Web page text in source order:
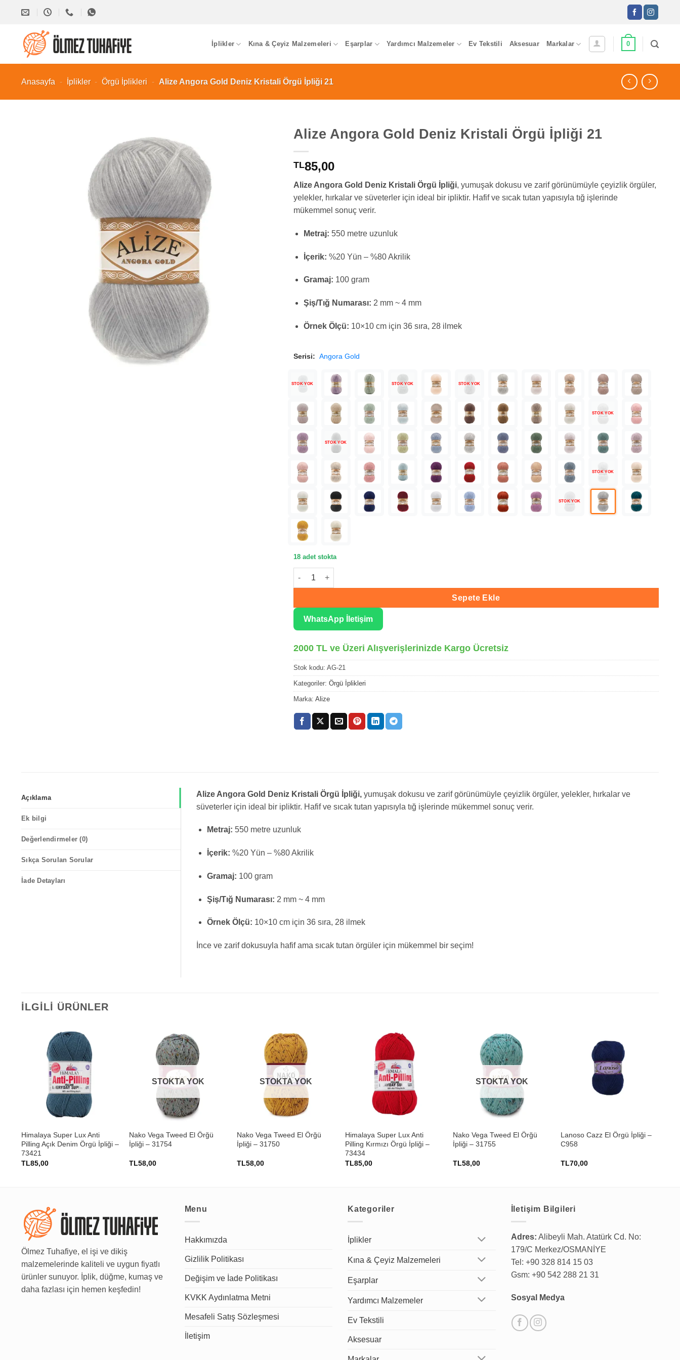
İplikler Kına & Çeyiz Malzemeleri Eşarplar Yardımcı Malzemeler Ev Tekstili Aksesuar Markalar 0
Anasayfa - İplikler - Örgü İplikleri - Alize Angora Gold Deniz Kristali Örgü İpliği 21
Alize Angora Gold Deniz Kristali Örgü İpliği 21
TL85,00
Alize Angora Gold Deniz Kristali Örgü İpliği, yumuşak dokusu ve zarif görünümüyle çeyizlik örgüler,
yelekler, hırkalar ve süveterler için ideal bir ipliktir. Hafif ve sıcak tutan yapısıyla tığ işlerinde
mükemmel sonuç verir.
Metraj: 550 metre uzunluk
İçerik: %20 Yün – %80 Akrilik
Gramaj: 100 gram
Şiş/Tığ Numarası: 2 mm ~ 4 mm
Örnek Ölçü: 10×10 cm için 36 sıra, 28 ilmek
Serisi: Angora Gold
STOK YOK STOK YOK STOK YOK
STOK YOK
STOK YOK
STOK YOK
STOK YOK
18 adet stokta
Alize Angora Gold Deniz Kristali Örgü İpliği 21 adet
Sepete Ekle
WhatsApp İletişim
2000 TL ve Üzeri Alışverişlerinizde Kargo Ücretsiz
Stok kodu: AG-21
Kategoriler: Örgü İplikleri
Marka: Alize
Açıklama
Ek bilgi
Değerlendirmeler (0)
Sıkça Sorulan Sorular
İade Detayları
Alize Angora Gold Deniz Kristali Örgü İpliği, yumuşak dokusu ve zarif görünümüyle çeyizlik örgüler, yelekler, hırkalar ve
süveterler için ideal bir ipliktir. Hafif ve sıcak tutan yapısıyla tığ işlerinde mükemmel sonuç verir.
Metraj: 550 metre uzunluk
İçerik: %20 Yün – %80 Akrilik
Gramaj: 100 gram
Şiş/Tığ Numarası: 2 mm ~ 4 mm
Örnek Ölçü: 10×10 cm için 36 sıra, 28 ilmek
İnce ve zarif dokusuyla hafif ama sıcak tutan örgüler için mükemmel bir seçim!
İLGILI ÜRÜNLER
Himalaya Super Lux Anti
Pilling Açık Denim Örgü İpliği –
73421
TL85,00
STOKTA YOK
Nako Vega Tweed El Örğü
İpliği – 31754
TL58,00
STOKTA YOK
Nako Vega Tweed El Örğü
İpliği – 31750
TL58,00
Himalaya Super Lux Anti
Pilling Kırmızı Örgü İpliği –
73434
TL85,00
STOKTA YOK
Nako Vega Tweed El Örğü
İpliği – 31755
TL58,00
Lanoso Cazz El Örgü İpliği –
C958
TL70,00
Ölmez Tuhafiye, el işi ve dikiş
malzemelerinde kaliteli ve uygun fiyatlı
ürünler sunuyor. İplik, düğme, kumaş ve
daha fazlası için hemen keşfedin!
Menu
Hakkımızda
Gizlilik Politikası
Değişim ve İade Politikası
KVKK Aydınlatma Metni
Mesafeli Satış Sözleşmesi
İletişim
Kategoriler
İplikler
Kına & Çeyiz Malzemeleri
Eşarplar
Yardımcı Malzemeler
Ev Tekstili
Aksesuar
İletişim Bilgileri
Adres: Alibeyli Mah. Atatürk Cd. No:
179/C Merkez/OSMANİYE
Tel: +90 328 814 15 03
Gsm: +90 542 288 21 31
Sosyal Medya